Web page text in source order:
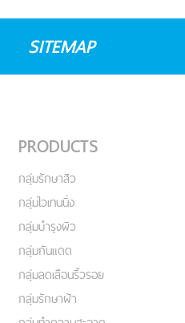
SITEMAP
PRODUCTS
กลุ่มรักษาสิว
กลุ่มไวเทนนิ่ง
กลุ่มบำรุงผิว
กลุ่มกันแดด
กลุ่มลดเลือนริ้วรอย
กลุ่มรักษาฝ้า